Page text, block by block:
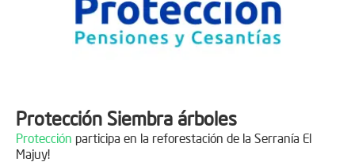
Protección Siembra árboles
Protección participa en la reforestación de la Serranía El
Majuy!